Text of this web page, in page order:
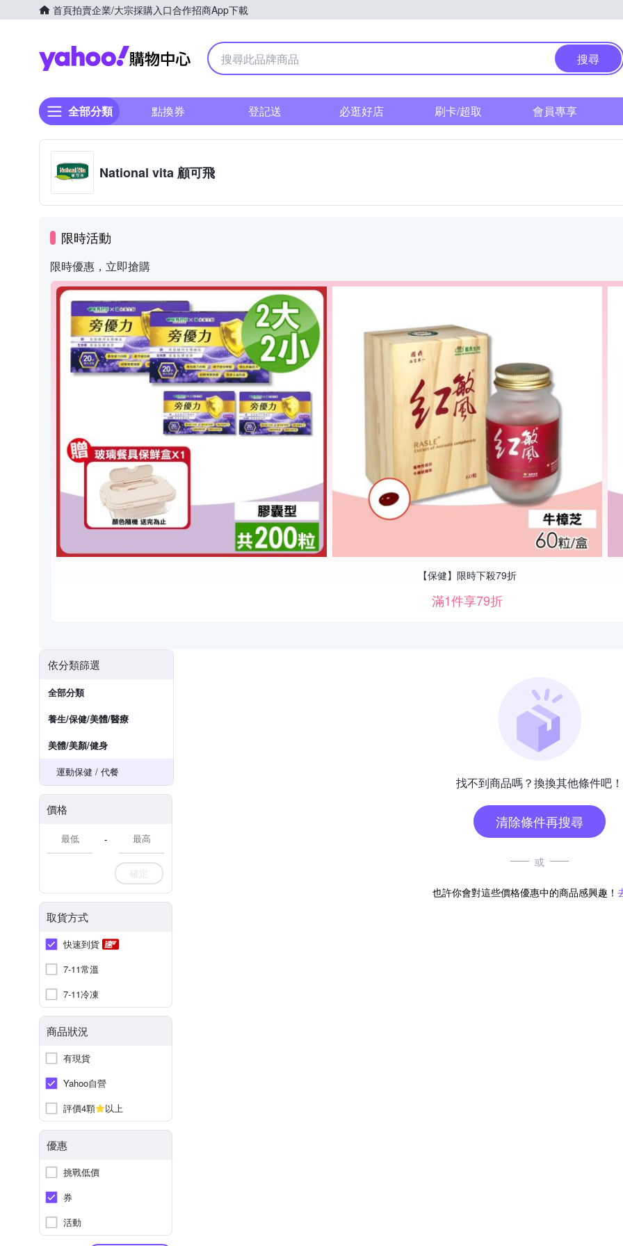
首頁拍賣企業/大宗採購入口合作招商App下載
Yahoo購物中心
搜尋
全部分類 點換券 登記送 必逛好店 刷卡/超取 會員專享
National vita 顧可飛
限時活動
限時優惠，立即搶購
【保健】限時下殺79折
滿1件享79折
依分類篩選
全部分類
養生/保健/美體/醫療
美體/美顏/健身
運動保健 / 代餐
價格
-
確定
取貨方式
快速到貨
7-11常溫
7-11冷凍
商品狀況
有現貨
Yahoo自營
評價4顆
以上
優惠
挑戰低價
券
活動
找不到商品嗎？換換其他條件吧！
清除條件再搜尋
或
也許你會對這些價格優惠中的商品感興趣！